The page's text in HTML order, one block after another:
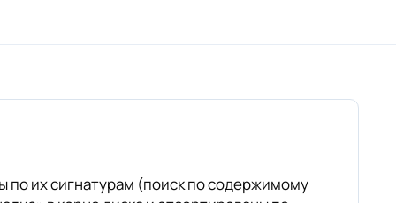
их сигнатурам (поиск по содержимому